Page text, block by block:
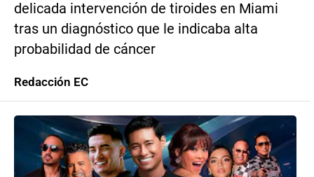
delicada intervención de tiroides en Miami
tras un diagnóstico que le indicaba alta
probabilidad de cáncer
Redacción EC